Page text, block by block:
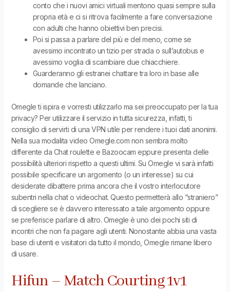
conto che i nuovi amici virtuali mentono quasi sempre sulla
propria età e ci si ritrova facilmente a fare conversazione
con adulti che hanno obiettivi ben precisi.
Poi si passa a parlare del più e del meno, come se
avessimo incontrato un tizio per strada o sull’autobus e
avessimo voglia di scambiare due chiacchiere.
Guarderanno gli estranei chattare tra loro in base alle
domande che lanciano.
Omegle ti ispira e vorresti utilizzarlo ma sei preoccupato per la tua
privacy? Per utilizzare il servizio in tutta sicurezza, infatti, ti
consiglio di servirti di una VPN utile per rendere i tuoi dati anonimi.
Nella sua modalita video Omegle.com non sembra molto
differente da Chat roulette e Bazoocam eppure presenta delle
possibilità ulteriori rispetto a questi ultimi. Su Omegle vi sarà infatti
possibile specificare un argomento (o un interesse) su cui
desiderate dibattere prima ancora che il vostro interlocutore
subentri nella chat o videochat. Questo permetterà allo “straniero”
di scegliere se è davvero interessato a tale argomento oppure
se preferisce parlare di altro. Omegle è uno dei pochi siti di
incontri che non fa pagare agli utenti. Nonostante abbia una vasta
base di utenti e visitatori da tutto il mondo, Omegle rimane libero
di usare.
Hifun – Match Courting 1v1